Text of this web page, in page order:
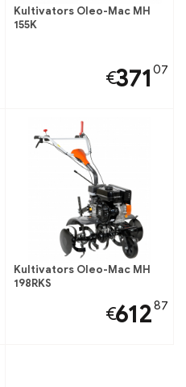
Kultivators Oleo-Mac MH
155K
€371 07
Kultivators Oleo-Mac MH
198RKS
€61287